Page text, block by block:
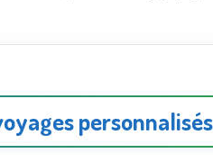
personnalisés